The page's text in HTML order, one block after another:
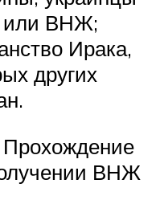
или ВНЖ;
Ирака,
других
Прохождение
ВНЖ